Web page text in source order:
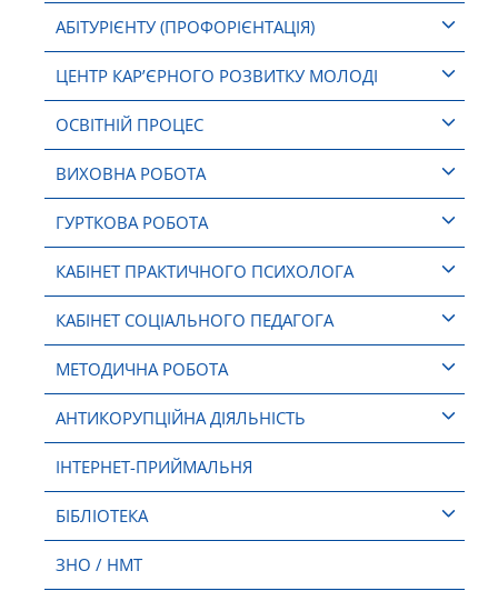
АБІТУРІЄНТУ (ПРОФОРІЄНТАЦІЯ)
ЦЕНТР КАР’ЄРНОГО РОЗВИТКУ МОЛОДІ
ОСВІТНІЙ ПРОЦЕС
ВИХОВНА РОБОТА
ГУРТКОВА РОБОТА
КАБІНЕТ ПРАКТИЧНОГО ПСИХОЛОГА
КАБІНЕТ СОЦІАЛЬНОГО ПЕДАГОГА
МЕТОДИЧНА РОБОТА
АНТИКОРУПЦІЙНА ДІЯЛЬНІСТЬ
ІНТЕРНЕТ-ПРИЙМАЛЬНЯ
БІБЛІОТЕКА
ЗНО / НМТ